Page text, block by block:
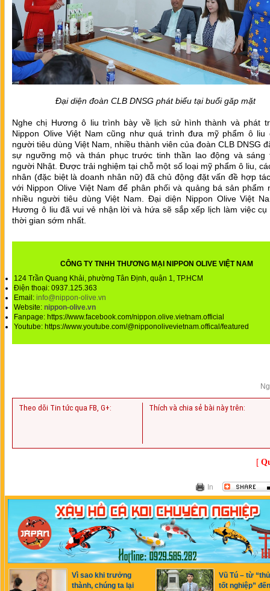
Đại diện đoàn CLB DNSG phát biểu tại buổi găp mặt
Nghe chị Hương ô liu trình bày về lịch sử hình thành và phát
Nippon Olive Việt Nam cũng như quá trình đưa mỹ phẩm ô liu
người tiêu dùng Việt Nam, nhiều thành viên của đoàn CLB DNSG
sự ngưỡng mộ và thán phục trước tinh thần lao động và sáng
người Nhật. Được trải nghiệm tại chỗ một số loại mỹ phẩm ô liu,
nhân (đặc biệt là doanh nhân nữ) đã chủ động đặt vấn đề hợp
với Nippon Olive Việt Nam để phân phối và quảng bá sản phẩm
nhiều người tiêu dùng Việt Nam. Đại diện Nippon Olive Việt
Hương ô liu đã vui vẻ nhận lời và hứa sẽ sắp xếp lịch làm việc cụ
thời gian sớm nhất.
CÔNG TY TNHH THƯƠNG MẠI NIPPON OLIVE VIỆT NAM
124 Trần Quang Khải, phường Tân Định, quận 1, TP.HCM
Điện thoại: 0937.125.363
Email: info@nippon-olive.vn
Website: nippon-olive.vn
Fanpage: https://www.facebook.com/nippon.olive.vietnam.official
Youtube: https://www.youtube.com/@nipponolivevietnam.offical/featured
Theo dõi Tin tức qua FB, G+: Thích và chia sẻ bài này trên:
[
In
Vì sao khi trưởng
thành, chúng ta lại
Vũ Tú – từ
tốt nghiệp”